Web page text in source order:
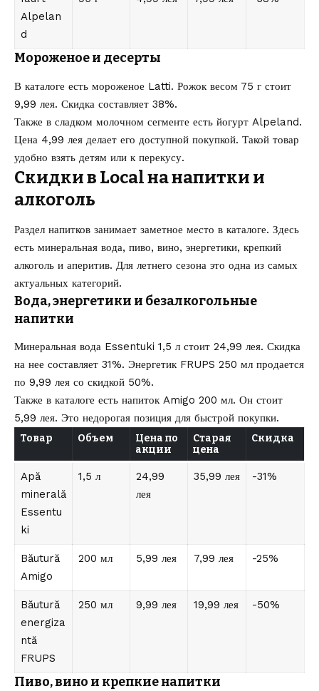
Alpelan
d
Мороженое и десерты
В каталоге есть мороженое Latti. Рожок весом 75 г стоит
9,99 лея. Скидка составляет 38%.
Также в сладком молочном сегменте есть йогурт Alpeland.
Цена 4,99 лея делает его доступной покупкой. Такой товар
удобно взять детям или к перекусу.
Скидки в Local на напитки и
алкоголь
Раздел напитков занимает заметное место в каталоге. Здесь
есть минеральная вода, пиво, вино, энергетики, крепкий
алкоголь и аперитив. Для летнего сезона это одна из самых
актуальных категорий.
Вода, энергетики и безалкогольные
напитки
Минеральная вода Essentuki 1,5 л стоит 24,99 лея. Скидка
на нее составляет 31%. Энергетик FRUPS 250 мл продается
по 9,99 лея со скидкой 50%.
Также в каталоге есть напиток Amigo 200 мл. Он стоит
5,99 лея. Это недорогая позиция для быстрой покупки.
Товар Объем
Цена по
акции
Старая
цена
Скидка
Apă
minerală
Essentu
ki
1,5 л
24,99
лея
35,99 лея -31%
Băutură
Amigo
200 мл 5,99 лея 7,99 лея -25%
Băutură
energiza
ntă
FRUPS
250 мл 9,99 лея 19,99 лея -50%
Пиво, вино и крепкие напитки